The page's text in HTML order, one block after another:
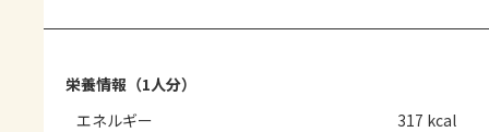
栄養情報（1人分）
エネルギー
317 kcal